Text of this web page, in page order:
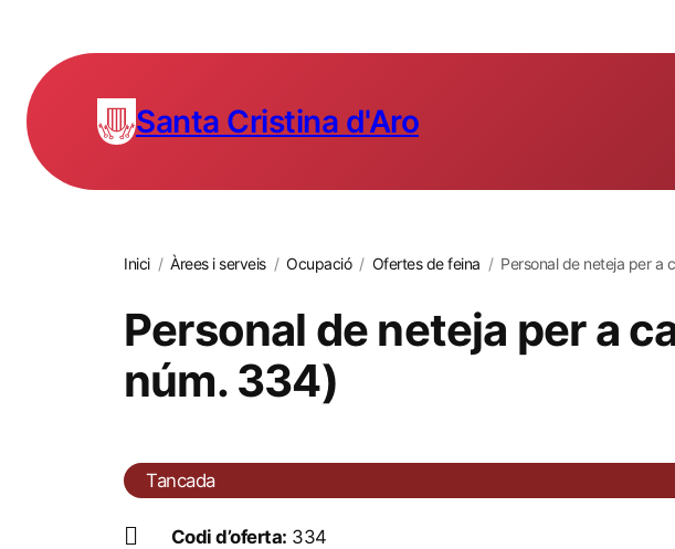
Santa Cristina d'Aro
Inici / Àrees i serveis / Ocupació / Ofertes de feina / Personal de neteja per a
Personal de neteja per a
núm. 334)
Tancada
Codi d’oferta: 334